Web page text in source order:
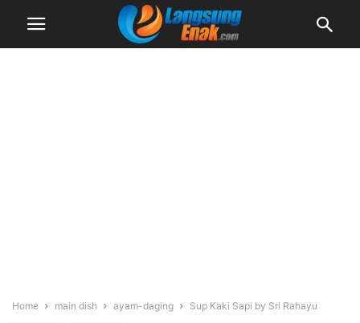
Home main dish ayam-daging Sup Kaki Sapi by Sri Rahayu